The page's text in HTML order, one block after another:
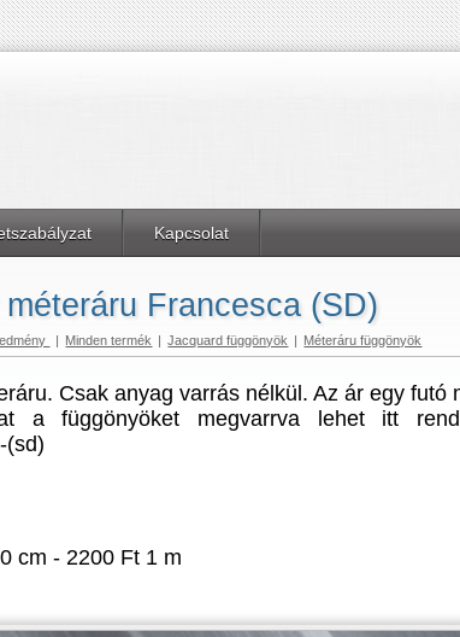
Kapcsolat
Francesca (SD)
| Minden termék | Jacquard függönyök | Méteráru függönyök
Csak anyag varrás nélkül. Az ár egy futó
a függönyöket megvarrva lehet itt
(sd)
cm - 2200 Ft 1 m